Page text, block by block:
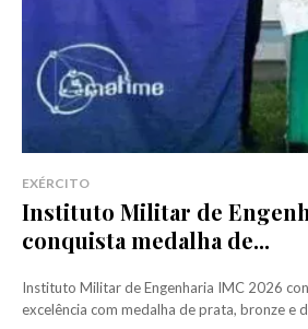
EXÉRCITO
Instituto Militar de
conquista medalha de...
Instituto Militar de Engenharia IMC 2026
excelência com medalha de prata, bronze e